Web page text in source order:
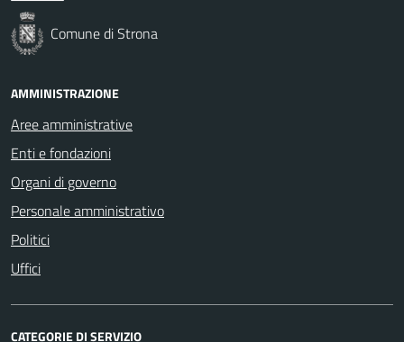
Comune di Strona
AMMINISTRAZIONE
Aree amministrative
Enti e fondazioni
Organi di governo
Personale amministrativo
Politici
Uffici
CATEGORIE DI SERVIZIO